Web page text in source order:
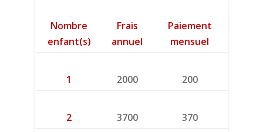
Nombre
enfant(s)
Frais
annuel
Paiement
mensuel
1 2000 200
2 3700 370